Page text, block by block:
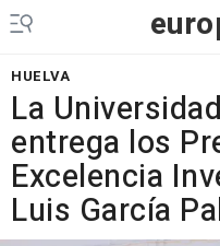
HUELVA
La
entrega los
Excelencia
Luis García